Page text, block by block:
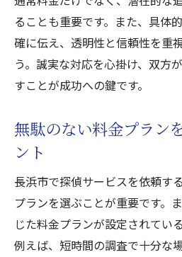
ることも重要です。また、具体
確に伝え、透明性と信頼性を重
う。誠実な対応を心掛け、双方
すことが成功への鍵です。
無駄のない料金プラン
ント
長浜市で探偵サービスを依頼す
プランを選ぶことが重要です。
じた料金プランが設定されてい
例えば、短時間の調査で十分な